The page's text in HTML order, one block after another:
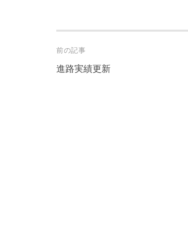
Post
navigation
前の記事
進路実績更新